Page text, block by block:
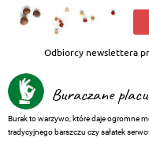
Odbiorcy newslettera
Buraczane
Burak to warzywo, które daje ogromne
tradycyjnego barszczu czy sałatek